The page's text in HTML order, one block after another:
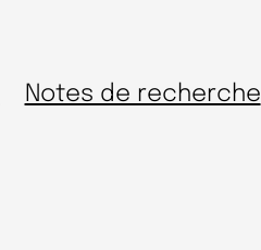
Notes de recherche